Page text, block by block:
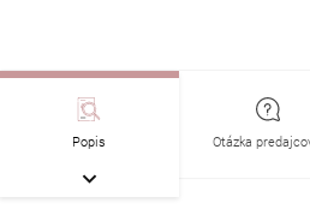
Popis Otázka